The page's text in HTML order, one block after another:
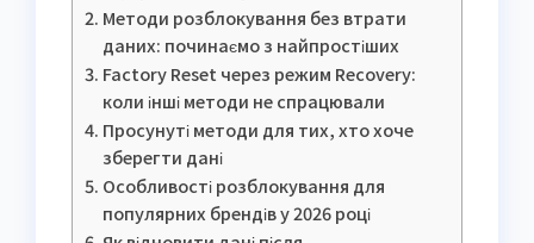
Методи розблокування без втрати
даних: починаємо з найпростіших
Factory Reset через режим Recovery:
коли інші методи не спрацювали
Просунуті методи для тих, хто хоче
зберегти дані
Особливості розблокування для
популярних брендів у 2026 році